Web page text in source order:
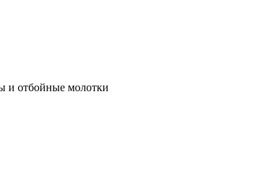
и отбойные молотки